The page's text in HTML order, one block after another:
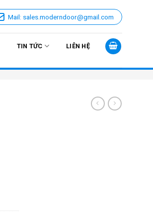
Mail: sales.moderndoor@gmail.com
TIN TỨC LIÊN HỆ